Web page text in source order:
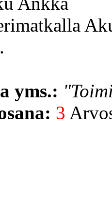
yms.:
3